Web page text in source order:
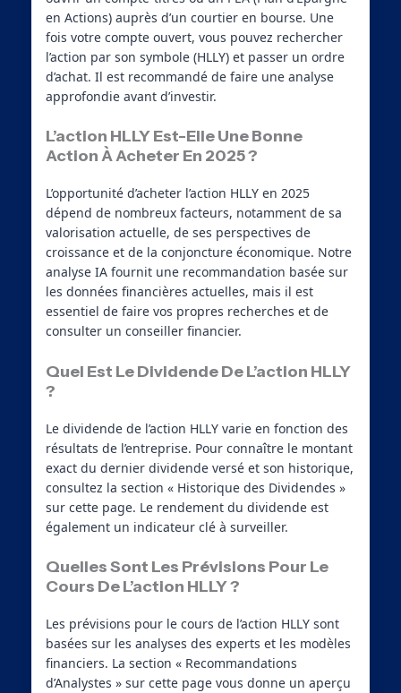
en Actions) auprès d’un courtier en bourse. Une
fois votre compte ouvert, vous pouvez rechercher
l’action par son symbole (HLLY) et passer un ordre
d’achat. Il est recommandé de faire une analyse
approfondie avant d’investir.
L’action HLLY Est-Elle Une Bonne
Action À Acheter En 2025 ?
L’opportunité d’acheter l’action HLLY en 2025
dépend de nombreux facteurs, notamment de sa
valorisation actuelle, de ses perspectives de
croissance et de la conjoncture économique. Notre
analyse IA fournit une recommandation basée sur
les données financières actuelles, mais il est
essentiel de faire vos propres recherches et de
consulter un conseiller financier.
Quel Est Le Dividende De L’action HLLY
?
Le dividende de l’action HLLY varie en fonction des
résultats de l’entreprise. Pour connaître le montant
exact du dernier dividende versé et son historique,
consultez la section « Historique des Dividendes »
sur cette page. Le rendement du dividende est
également un indicateur clé à surveiller.
Quelles Sont Les Prévisions Pour Le
Cours De L’action HLLY ?
Les prévisions pour le cours de l’action HLLY sont
basées sur les analyses des experts et les modèles
financiers. La section « Recommandations
d’Analystes » sur cette page vous donne un aperçu